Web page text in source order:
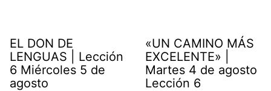
EL DON DE
LENGUAS | Lección
6 Miércoles 5 de
agosto
«UN CAMINO MÁS
EXCELENTE» |
Martes 4 de agosto
Lección 6